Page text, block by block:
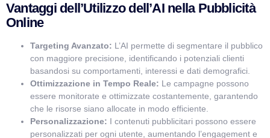
Vantaggi dell’Utilizzo dell’AI nella Pubblicità
Online
Targeting Avanzato: L’AI permette di segmentare il pubblico
con maggiore precisione, identificando i potenziali clienti
basandosi su comportamenti, interessi e dati demografici.
Ottimizzazione in Tempo Reale: Le campagne possono
essere monitorate e ottimizzate costantemente, garantendo
che le risorse siano allocate in modo efficiente.
Personalizzazione: I contenuti pubblicitari possono essere
personalizzati per ogni utente, aumentando l’engagement e